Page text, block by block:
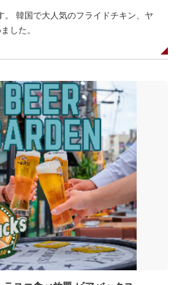
。 韓国で大人気のフライドチキン、ヤ
した。